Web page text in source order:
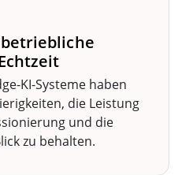
KI-Systeme haben
die Leistung
und die
zu behalten.